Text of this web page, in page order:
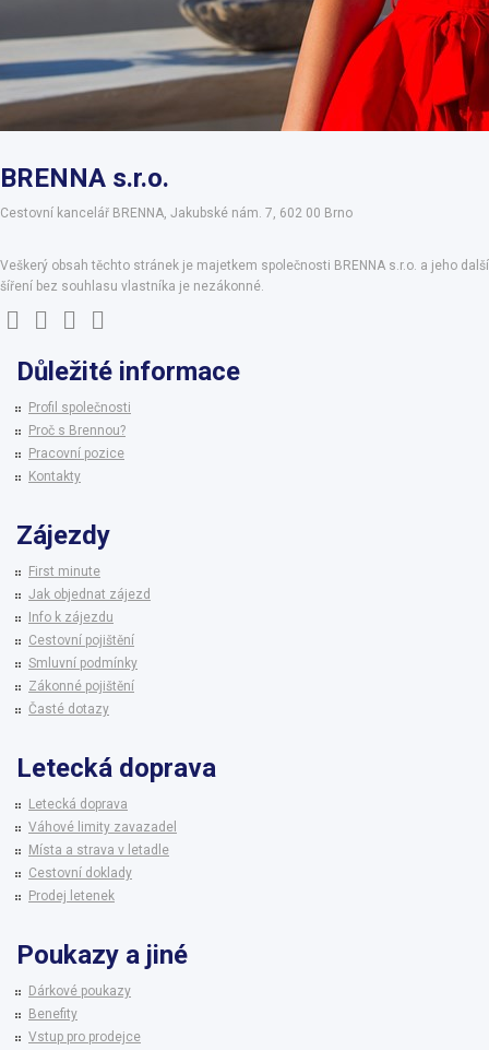
BRENNA s.r.o.
Cestovní kancelář BRENNA, Jakubské nám. 7, 602 00 Brno
Veškerý obsah těchto stránek je majetkem společnosti BRENNA s.r.o. a jeho další
šíření bez souhlasu vlastníka je nezákonné.
Důležité informace
Profil společnosti
Proč s Brennou?
Pracovní pozice
Kontakty
Zájezdy
First minute
Jak objednat zájezd
Info k zájezdu
Cestovní pojištění
Smluvní podmínky
Zákonné pojištění
Časté dotazy
Letecká doprava
Letecká doprava
Váhové limity zavazadel
Místa a strava v letadle
Cestovní doklady
Prodej letenek
Poukazy a jiné
Dárkové poukazy
Benefity
Vstup pro prodejce